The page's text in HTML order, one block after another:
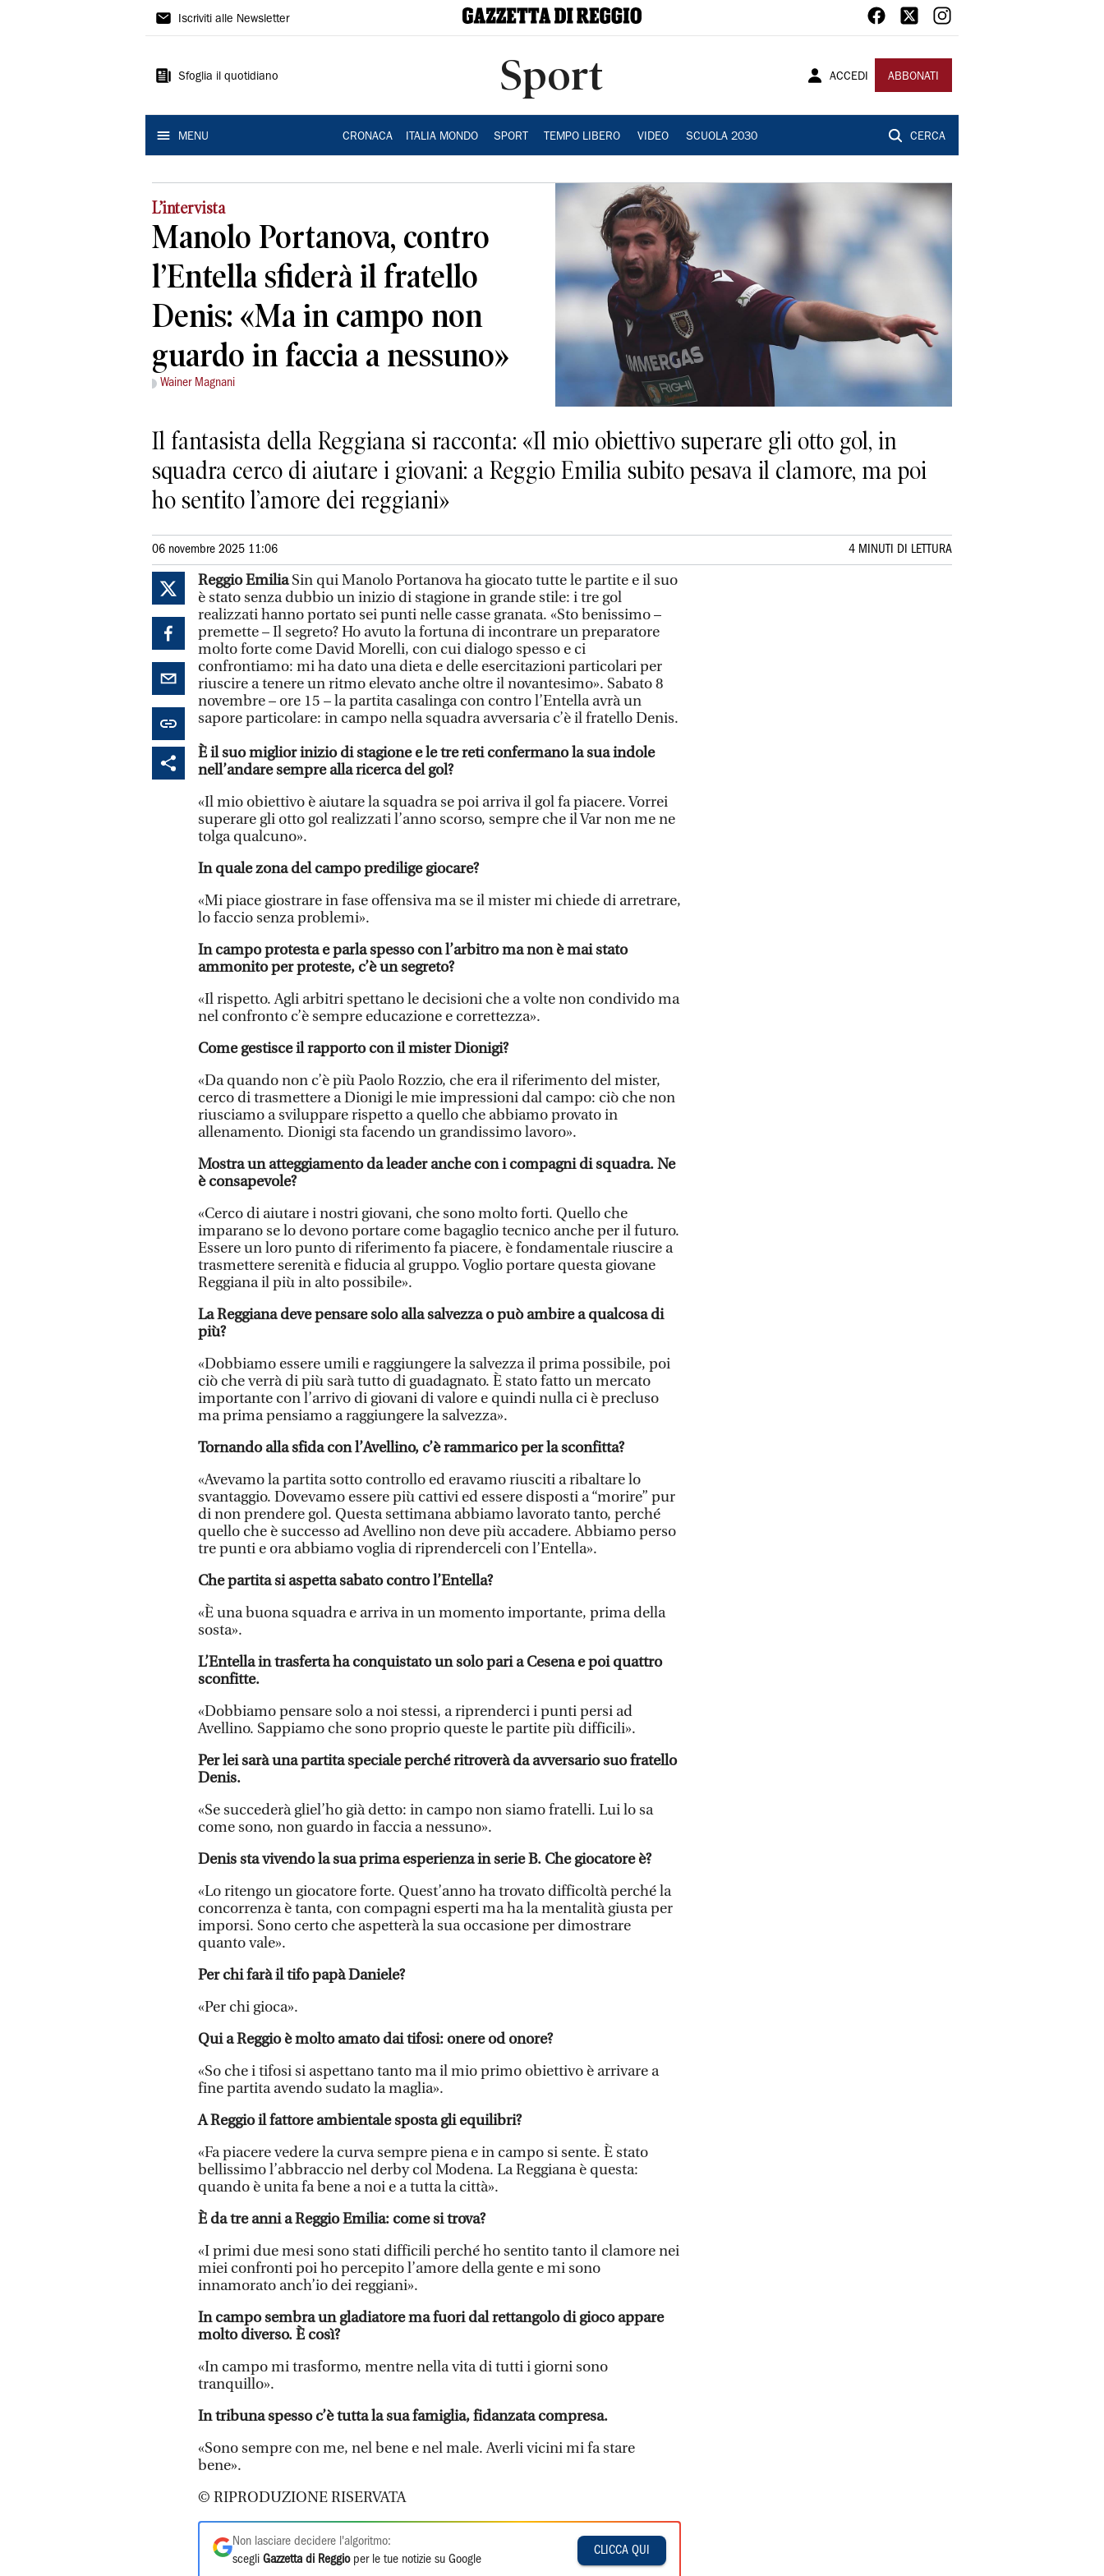
Gazzetta
Reggio
Iscriviti alle Newsletter
Sfoglia il quotidiano Sport ACCEDI ABBONATI
MENU CRONACA ITALIA MONDO SPORT TEMPO LIBERO VIDEO SCUOLA 2030 CERCA
L’intervista
Manolo Portanova, contro
l’Entella sfiderà il fratello
Denis: «Ma in campo non
guardo in faccia a nessuno»
Wainer Magnani
Il fantasista della Reggiana si racconta: «Il mio obiettivo superare gli otto gol, in
squadra cerco di aiutare i giovani: a Reggio Emilia subito pesava il clamore, ma poi
ho sentito l’amore dei reggiani»
06 novembre 2025 11:06 4 MINUTI DI LETTURA
Reggio EmiliaSin qui Manolo Portanova ha giocato tutte le partite e il suo
è stato senza dubbio un inizio di stagione in grande stile: i tre gol
realizzati hanno portato sei punti nelle casse granata. «Sto benissimo –
premette – Il segreto? Ho avuto la fortuna di incontrare un preparatore
molto forte come David Morelli, con cui dialogo spesso e ci
confrontiamo: mi ha dato una dieta e delle esercitazioni particolari per
riuscire a tenere un ritmo elevato anche oltre il novantesimo». Sabato 8
novembre – ore 15 – la partita casalinga con contro l’Entella avrà un
sapore particolare: in campo nella squadra avversaria c’è il fratello Denis.
È il suo miglior inizio di stagione e le tre reti confermano la sua indole
nell’andare sempre alla ricerca del gol?
«Il mio obiettivo è aiutare la squadra se poi arriva il gol fa piacere. Vorrei
superare gli otto gol realizzati l’anno scorso, sempre che il Var non me ne
tolga qualcuno».
In quale zona del campo predilige giocare?
«Mi piace giostrare in fase offensiva ma se il mister mi chiede di arretrare,
lo faccio senza problemi».
In campo protesta e parla spesso con l’arbitro ma non è mai stato
ammonito per proteste, c’è un segreto?
«Il rispetto. Agli arbitri spettano le decisioni che a volte non condivido ma
nel confronto c’è sempre educazione e correttezza».
Come gestisce il rapporto con il mister Dionigi?
«Da quando non c’è più Paolo Rozzio, che era il riferimento del mister,
cerco di trasmettere a Dionigi le mie impressioni dal campo: ciò che non
riusciamo a sviluppare rispetto a quello che abbiamo provato in
allenamento. Dionigi sta facendo un grandissimo lavoro».
Mostra un atteggiamento da leader anche con i compagni di squadra. Ne
è consapevole?
«Cerco di aiutare i nostri giovani, che sono molto forti. Quello che
imparano se lo devono portare come bagaglio tecnico anche per il futuro.
Essere un loro punto di riferimento fa piacere, è fondamentale riuscire a
trasmettere serenità e fiducia al gruppo. Voglio portare questa giovane
Reggiana il più in alto possibile».
La Reggiana deve pensare solo alla salvezza o può ambire a qualcosa di
più?
«Dobbiamo essere umili e raggiungere la salvezza il prima possibile, poi
ciò che verrà di più sarà tutto di guadagnato. È stato fatto un mercato
importante con l’arrivo di giovani di valore e quindi nulla ci è precluso
ma prima pensiamo a raggiungere la salvezza».
Tornando alla sfida con l’Avellino, c’è rammarico per la sconfitta?
«Avevamo la partita sotto controllo ed eravamo riusciti a ribaltare lo
svantaggio. Dovevamo essere più cattivi ed essere disposti a “morire” pur
di non prendere gol. Questa settimana abbiamo lavorato tanto, perché
quello che è successo ad Avellino non deve più accadere. Abbiamo perso
tre punti e ora abbiamo voglia di riprenderceli con l’Entella».
Che partita si aspetta sabato contro l’Entella?
«È una buona squadra e arriva in un momento importante, prima della
sosta».
L’Entella in trasferta ha conquistato un solo pari a Cesena e poi quattro
sconfitte.
«Dobbiamo pensare solo a noi stessi, a riprenderci i punti persi ad
Avellino. Sappiamo che sono proprio queste le partite più difficili».
Per lei sarà una partita speciale perché ritroverà da avversario suo fratello
Denis.
«Se succederà gliel’ho già detto: in campo non siamo fratelli. Lui lo sa
come sono, non guardo in faccia a nessuno».
Denis sta vivendo la sua prima esperienza in serie B. Che giocatore è?
«Lo ritengo un giocatore forte. Quest’anno ha trovato difficoltà perché la
concorrenza è tanta, con compagni esperti ma ha la mentalità giusta per
imporsi. Sono certo che aspetterà la sua occasione per dimostrare
quanto vale».
Per chi farà il tifo papà Daniele?
«Per chi gioca».
Qui a Reggio è molto amato dai tifosi: onere od onore?
«So che i tifosi si aspettano tanto ma il mio primo obiettivo è arrivare a
fine partita avendo sudato la maglia».
A Reggio il fattore ambientale sposta gli equilibri?
«Fa piacere vedere la curva sempre piena e in campo si sente. È stato
bellissimo l’abbraccio nel derby col Modena. La Reggiana è questa:
quando è unita fa bene a noi e a tutta la città».
È da tre anni a Reggio Emilia: come si trova?
«I primi due mesi sono stati difficili perché ho sentito tanto il clamore nei
miei confronti poi ho percepito l’amore della gente e mi sono
innamorato anch’io dei reggiani».
In campo sembra un gladiatore ma fuori dal rettangolo di gioco appare
molto diverso. È così?
«In campo mi trasformo, mentre nella vita di tutti i giorni sono
tranquillo».
In tribuna spesso c’è tutta la sua famiglia, fidanzata compresa.
«Sono sempre con me, nel bene e nel male. Averli vicini mi fa stare
bene».
© RIPRODUZIONE RISERVATA
Non lasciare decidere l'algoritmo:
scegli Gazzetta di Reggioper le tue notizie su Google
CLICCA QUI